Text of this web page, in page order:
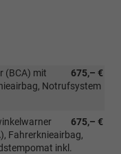
675,– €
(BCA) mit
Notrufsystem
675,– €
Fahrerknieairbag,
inkl.